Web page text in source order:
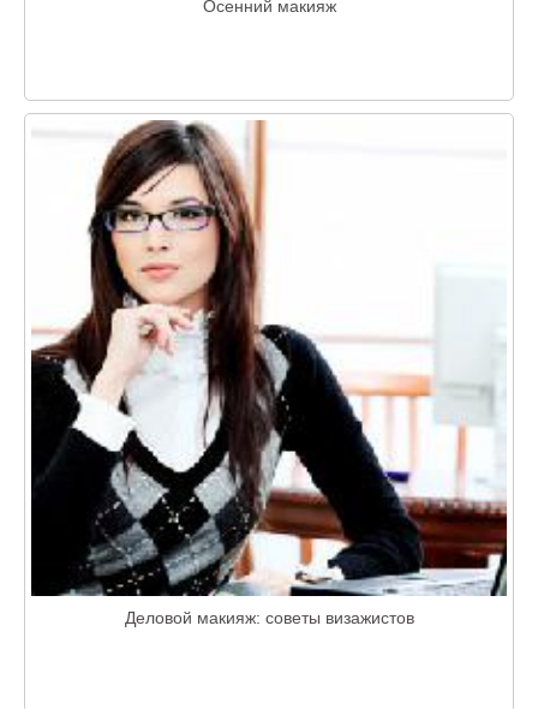
Осенний макияж
Деловой макияж: советы визажистов